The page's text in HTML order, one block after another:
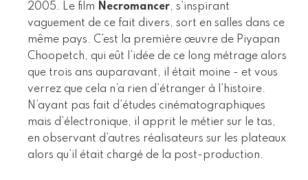
2005. Le film Necromancer, s’inspirant
vaguement de ce fait divers, sort en salles dans ce
même pays. C’est la première œuvre de Piyapan
Choopetch, qui eût l’idée de ce long métrage alors
que trois ans auparavant, il était moine - et vous
verrez que cela n’a rien d’étranger à l’histoire.
N’ayant pas fait d’études cinématographiques
mais d’électronique, il apprit le métier sur le tas,
en observant d’autres réalisateurs sur les plateaux
alors qu’il était chargé de la post-production.